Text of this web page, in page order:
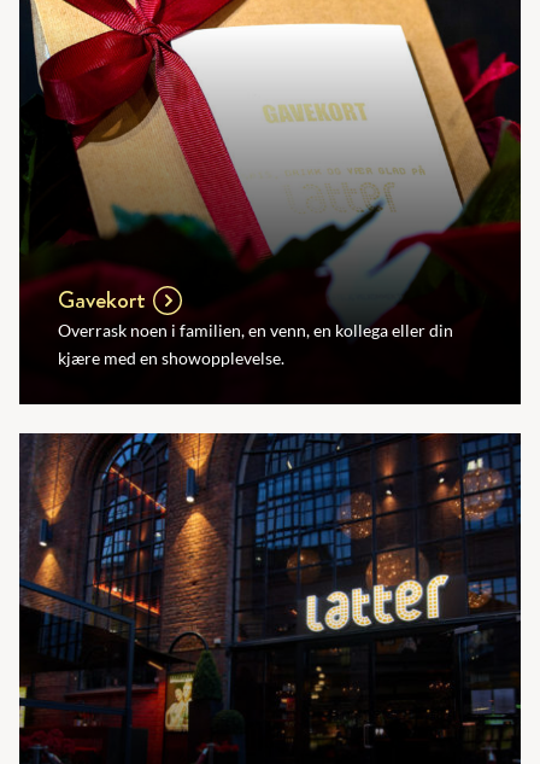
Gavekort
Overrask noen i familien, en venn, en kollega eller din
kjære med en showopplevelse.